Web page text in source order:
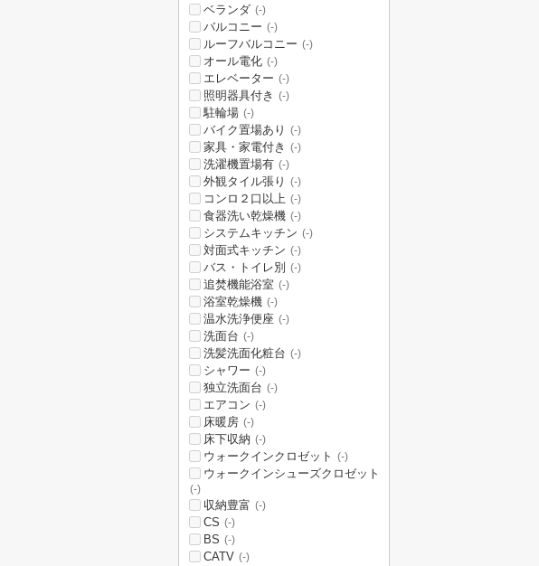
ベランダ (-)
バルコニー (-)
ルーフバルコニー (-)
オール電化 (-)
エレベーター (-)
照明器具付き (-)
駐輪場 (-)
バイク置場あり (-)
家具・家電付き (-)
洗濯機置場有 (-)
外観タイル張り (-)
コンロ２口以上 (-)
食器洗い乾燥機 (-)
システムキッチン (-)
対面式キッチン (-)
バス・トイレ別 (-)
追焚機能浴室 (-)
浴室乾燥機 (-)
温水洗浄便座 (-)
洗面台 (-)
洗髪洗面化粧台 (-)
シャワー (-)
独立洗面台 (-)
エアコン (-)
床暖房 (-)
床下収納 (-)
ウォークインクロゼット (-)
ウォークインシューズクロゼット
(-)
収納豊富 (-)
CS (-)
BS (-)
CATV (-)